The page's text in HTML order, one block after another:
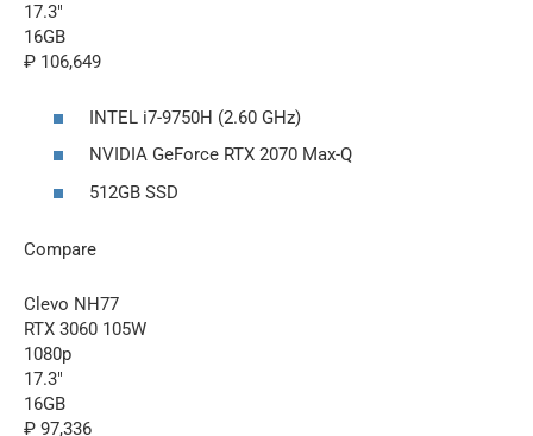
17.3″
16GB
₽ 106,649
INTEL i7-9750H (2.60 GHz)
NVIDIA GeForce RTX 2070 Max-Q
512GB SSD
Compare
Clevo NH77
RTX 3060 105W
1080p
17.3″
16GB
₽ 97,336